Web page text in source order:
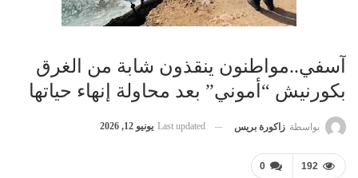
آسفي..مواطنون ينقذون شابة من الغرق
بكورنيش “أموني” بعد محاولة إنهاء حياتها
بواسطة زاكورة بريس Last updated يونيو 12, 2026
0 192